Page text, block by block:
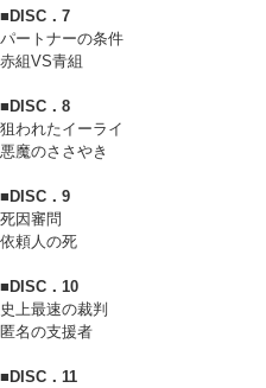
■DISC．7
パートナーの条件
赤組VS青組
■DISC．8
狙われたイーライ
悪魔のささやき
■DISC．9
死因審問
依頼人の死
■DISC．10
史上最速の裁判
匿名の支援者
■DISC．11